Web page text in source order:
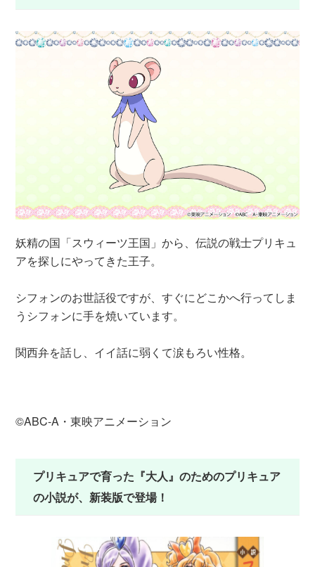
妖精の国「スウィーツ王国」から、伝説の戦士プリキュ
アを探しにやってきた王子。
シフォンのお世話役ですが、すぐにどこかへ行ってしま
うシフォンに手を焼いています。
関西弁を話し、イイ話に弱くて涙もろい性格。
©ABC-A・東映アニメーション
プリキュアで育った『大人』のためのプリキュア
の小説が、新装版で登場！